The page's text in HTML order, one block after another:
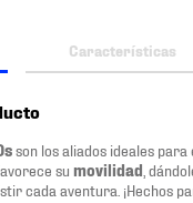
Características
son los aliados ideales
su movilidad ,
cada aventura. ¡Hechos